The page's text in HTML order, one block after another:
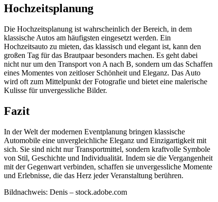
Hochzeitsplanung
Die Hochzeitsplanung ist wahrscheinlich der Bereich, in dem
klassische Autos am häufigsten eingesetzt werden. Ein
Hochzeitsauto zu mieten, das klassisch und elegant ist, kann den
großen Tag für das Brautpaar besonders machen. Es geht dabei
nicht nur um den Transport von A nach B, sondern um das Schaffen
eines Momentes von zeitloser Schönheit und Eleganz. Das Auto
wird oft zum Mittelpunkt der Fotografie und bietet eine malerische
Kulisse für unvergessliche Bilder.
Fazit
In der Welt der modernen Eventplanung bringen klassische
Automobile eine unvergleichliche Eleganz und Einzigartigkeit mit
sich. Sie sind nicht nur Transportmittel, sondern kraftvolle Symbole
von Stil, Geschichte und Individualität. Indem sie die Vergangenheit
mit der Gegenwart verbinden, schaffen sie unvergessliche Momente
und Erlebnisse, die das Herz jeder Veranstaltung berühren.
Bildnachweis: Denis – stock.adobe.com